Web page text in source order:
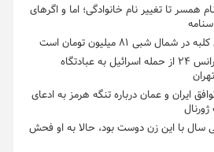
همسر تا تغییر نام خانوادگی؛ اما و اگرهای
شمال شبی ۸۱ میلیون تومان است
گزارش فرانس ۲۴ از حمله اسرائیل به عبادتگاه
ایران و عمان درباره تنگه هرمز به ادعای
سال با این زن دوست بود، حالا به او فحش